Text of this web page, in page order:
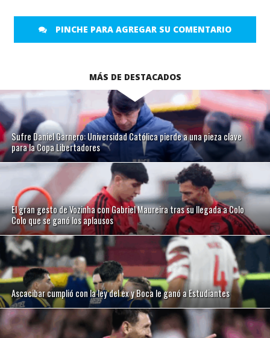
PINCHE PARA AGREGAR SU COMENTARIO
MÁS DE DESTACADOS
Sufre Daniel Garnero: Universidad Católica pierde a una pieza clave
para la Copa Libertadores
El gran gesto de Vozinha con Gabriel Maureira tras su llegada a Colo
Colo que se ganó los aplausos
Ascacibar cumplió con la ley del ex y Boca le ganó a Estudiantes